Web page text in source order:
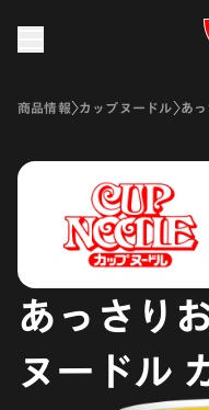
商品情報 カップヌードル あっ
あっさり
ヌードル